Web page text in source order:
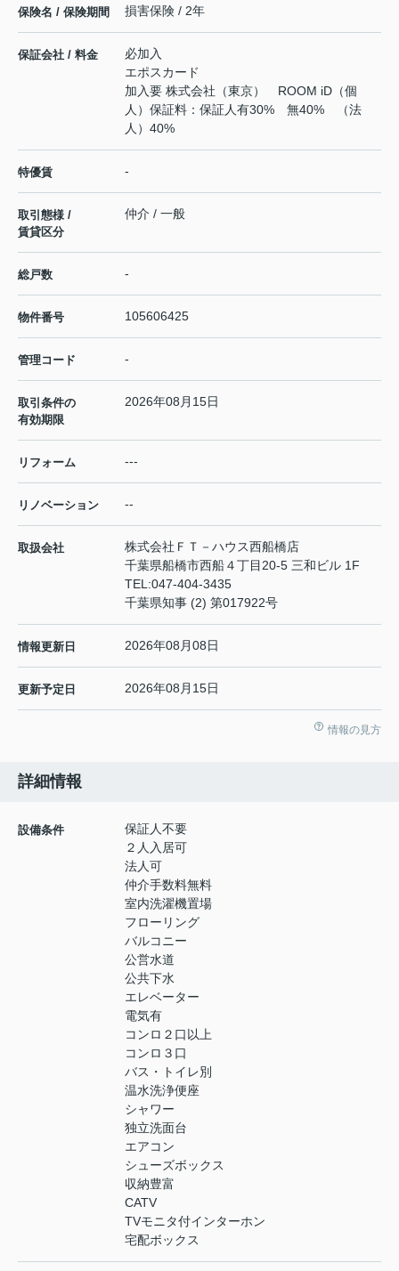
保険名 / 保険期間 損害保険 / 2年
保証会社 / 料金
必加入
エポスカード
加入要 株式会社（東京） ROOM iD（個
人）保証料：保証人有30% 無40% （法
人）40%
特優賃 -
取引態様 /
賃貸区分
仲介 / 一般
総戸数 -
物件番号 105606425
管理コード -
取引条件の
有効期限
2026年08月15日
リフォーム ---
リノベーション --
取扱会社
株式会社ＦＴ－ハウス西船橋店
千葉県船橋市西船４丁目20-5 三和ビル 1F
TEL:047-404-3435
千葉県知事 (2) 第017922号
情報更新日 2026年08月08日
更新予定日 2026年08月15日
情報の見方
詳細情報
設備条件
保証人不要
２人入居可
法人可
仲介手数料無料
室内洗濯機置場
フローリング
バルコニー
公営水道
公共下水
エレベーター
電気有
コンロ２口以上
コンロ３口
バス・トイレ別
温水洗浄便座
シャワー
独立洗面台
エアコン
シューズボックス
収納豊富
CATV
TVモニタ付インターホン
宅配ボックス